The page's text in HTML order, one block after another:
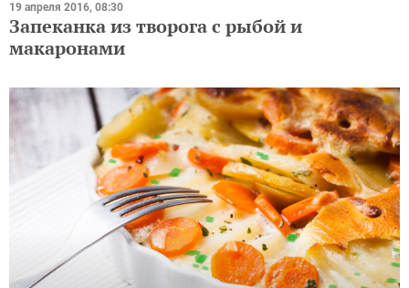
19 апреля 2016, 08:30
Запеканка из творога с рыбой и
макаронами